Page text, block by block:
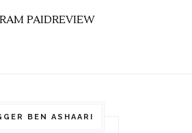
PAIDREVIEW
BEN ASHAARI